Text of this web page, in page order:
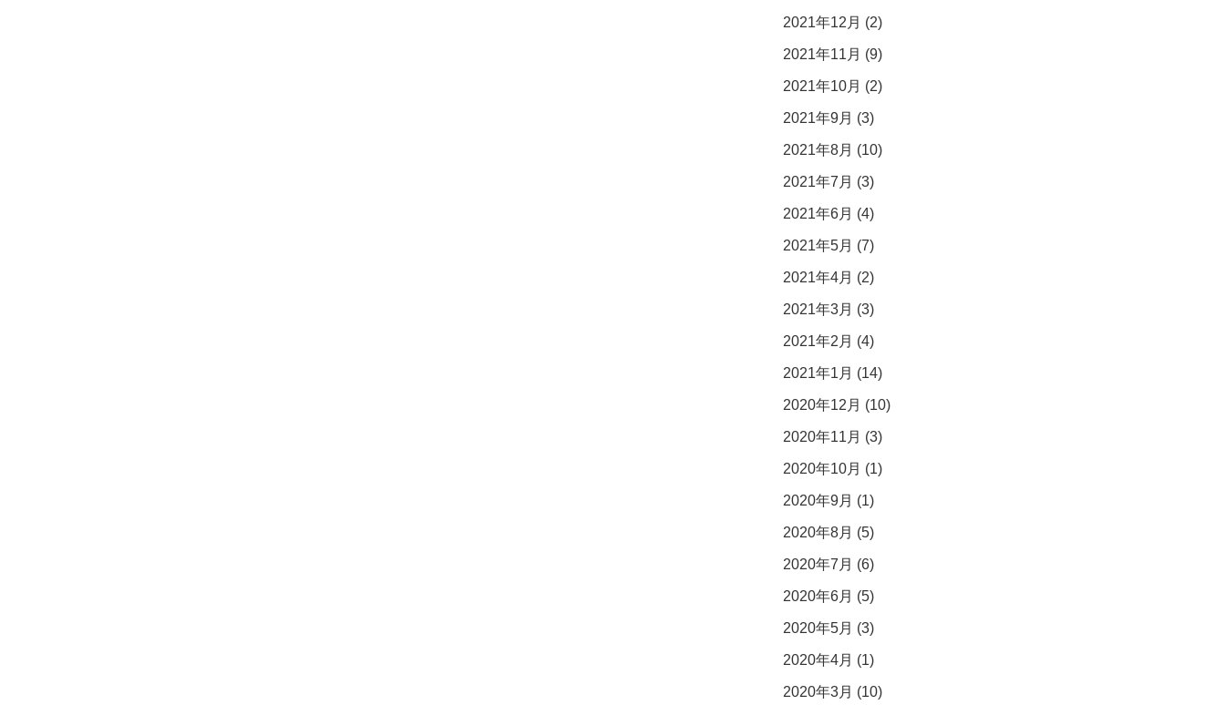
2021年12月 (2)
2021年11月 (9)
2021年10月 (2)
2021年9月 (3)
2021年8月 (10)
2021年7月 (3)
2021年6月 (4)
2021年5月 (7)
2021年4月 (2)
2021年3月 (3)
2021年2月 (4)
2021年1月 (14)
2020年12月 (10)
2020年11月 (3)
2020年10月 (1)
2020年9月 (1)
2020年8月 (5)
2020年7月 (6)
2020年6月 (5)
2020年5月 (3)
2020年4月 (1)
2020年3月 (10)